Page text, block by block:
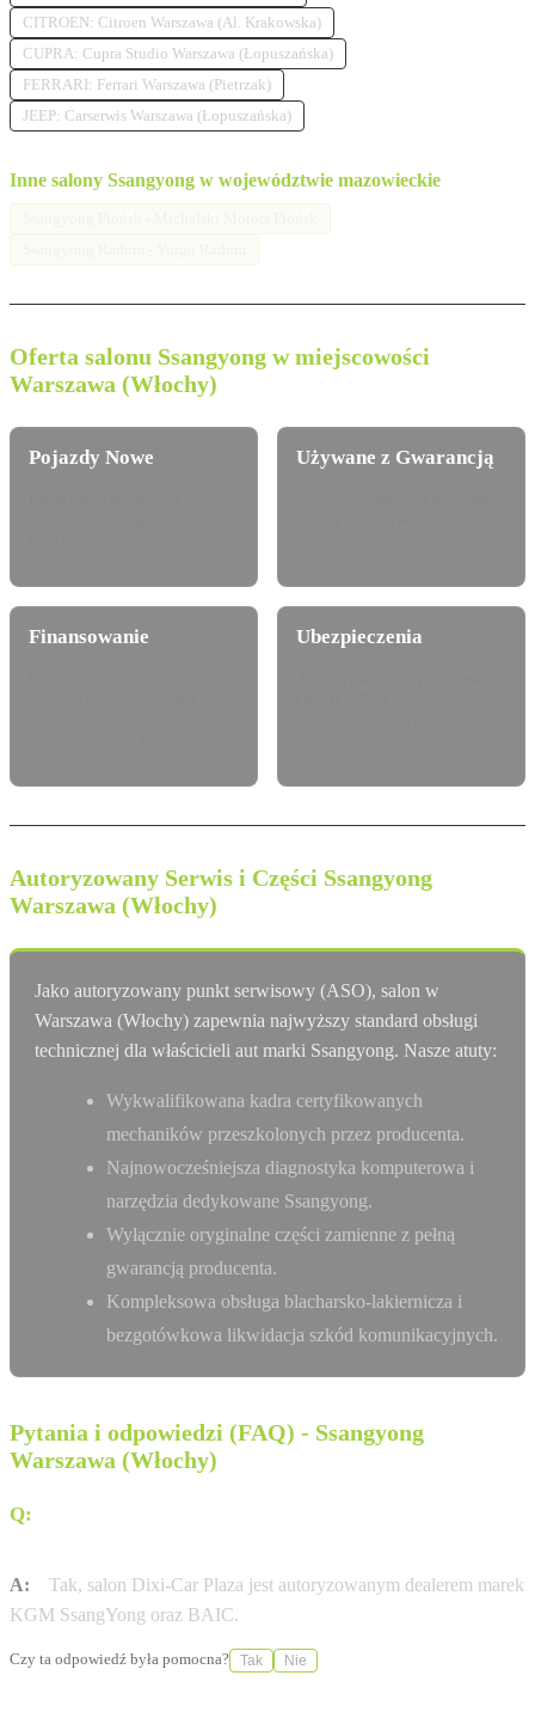
CITROEN: Citroen Warszawa (Al. Krakowska)
CUPRA: Cupra Studio Warszawa (Łopuszańska)
FERRARI: Ferrari Warszawa (Pietrzak)
JEEP: Carserwis Warszawa (Łopuszańska)
Inne salony Ssangyong w województwie mazowieckie
Oferta salonu Ssangyong w miejscowości
Warszawa (Włochy)
Pojazdy Nowe Używane z Gwarancją
Finansowanie Ubezpieczenia
Autoryzowany Serwis i Części Ssangyong
Warszawa (Włochy)
Jako autoryzowany punkt serwisowy (ASO), salon w
Warszawa (Włochy) zapewnia najwyższy standard obsługi
technicznej dla właścicieli aut marki Ssangyong. Nasze atuty:
Wykwalifikowana kadra certyfikowanych
mechaników przeszkolonych przez producenta.
Najnowocześniejsza diagnostyka komputerowa i
narzędzia dedykowane Ssangyong.
Wyłącznie oryginalne części zamienne z pełną
gwarancją producenta.
Kompleksowa obsługa blacharsko-lakiernicza i
bezgotówkowa likwidacja szkód komunikacyjnych.
Pytania i odpowiedzi (FAQ) - Ssangyong
Warszawa (Włochy)
Q:
A:
Tak, salon Dixi-Car Plaza jest autoryzowanym dealerem marek
KGM SsangYong oraz BAIC.
Czy ta odpowiedź była pomocna? Tak Nie